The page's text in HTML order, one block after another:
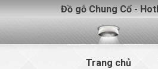
Đồ gỗ Chung Cổ -
Trang chủ